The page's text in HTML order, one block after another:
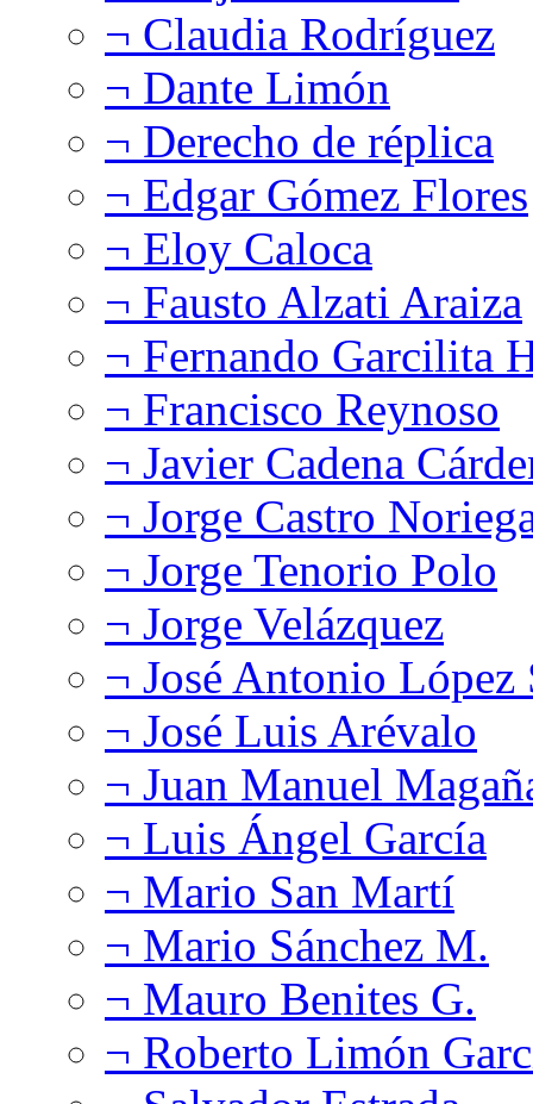
¬ Claudia Rodríguez
¬ Dante Limón
¬ Derecho de réplica
¬ Edgar Gómez Flores
¬ Eloy Caloca
¬ Fausto Alzati Araiza
¬ Fernando Garcilita
¬ Francisco Reynoso
¬ Javier Cadena
¬ Jorge Castro
¬ Jorge Tenorio Polo
¬ Jorge Velázquez
¬ José Antonio López
¬ José Luis Arévalo
¬ Juan Manuel
¬ Luis Ángel García
¬ Mario San Martí
¬ Mario Sánchez M.
¬ Mauro Benites G.
¬ Roberto Limón